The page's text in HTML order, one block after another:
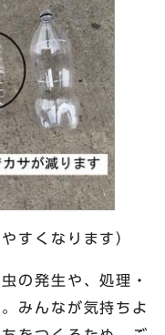
すくなります）
の発生や、処理・
みんなが気持ちよ